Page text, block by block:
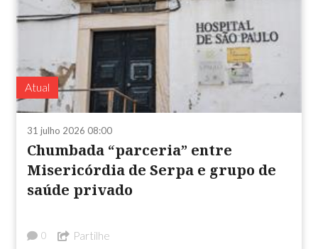
Atual
31 julho 2026 08:00
Chumbada “parceria” entre
Misericórdia de Serpa e grupo de
saúde privado
0 Partilhe